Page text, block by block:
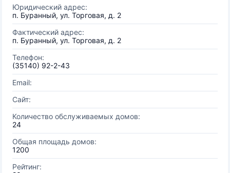
Юридический адрес:
п. Буранный, ул. Торговая, д. 2
Фактический адрес:
п. Буранный, ул. Торговая, д. 2
Телефон:
(35140) 92-2-43
Email:
Сайт:
Количество обслуживаемых домов:
24
Общая площадь домов:
1200
Рейтинг: